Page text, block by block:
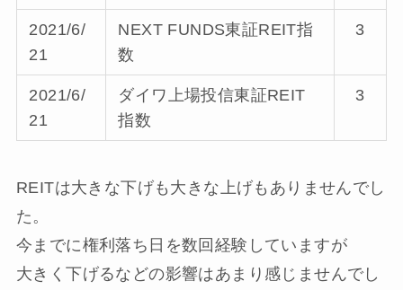
2021/6/
21
NEXT FUNDS東証REIT指
数
3
2021/6/
21
ダイワ上場投信東証REIT
指数
3
REITは大きな下げも大きな上げもありませんでし
た。
今までに権利落ち日を数回経験していますが
大きく下げるなどの影響はあまり感じませんでし